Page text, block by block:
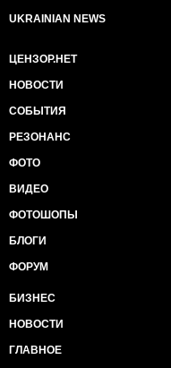
UKRAINIAN NEWS
ЦЕНЗОР.НЕТ
НОВОСТИ
СОБЫТИЯ
РЕЗОНАНС
ФОТО
ВИДЕО
ФОТОШОПЫ
БЛОГИ
ФОРУМ
БИЗНЕС
НОВОСТИ
ГЛАВНОЕ